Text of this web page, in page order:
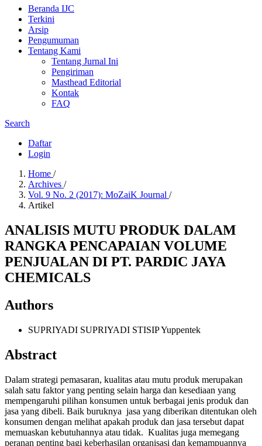
Beranda IJC
Terkini
Arsip
Pengumuman
Tentang Kami
Tentang Jurnal Ini
Pengiriman
Masthead Editorial
Kontak
FAQ
Search
Daftar
Login
Home /
Archives /
Vol. 9 No. 2 (2017): MoZaiK Journal /
Artikel
ANALISIS MUTU PRODUK DALAM
RANGKA PENCAPAIAN VOLUME
PENJUALAN DI PT. PARDIC JAYA
CHEMICALS
Authors
SUPRIYADI SUPRIYADI STISIP Yuppentek
Abstract
Dalam strategi pemasaran, kualitas atau mutu produk merupakan
salah satu faktor yang penting selain harga dan kesediaan yang
mempengaruhi pilihan konsumen untuk berbagai jenis produk dan
jasa yang dibeli. Baik buruknya jasa yang diberikan ditentukan oleh
konsumen dengan melihat apakah produk dan jasa tersebut dapat
memuaskan kebutuhannya atau tidak. Kualitas juga memegang
peranan penting bagi keberhasilan organisasi dan kemampuannya